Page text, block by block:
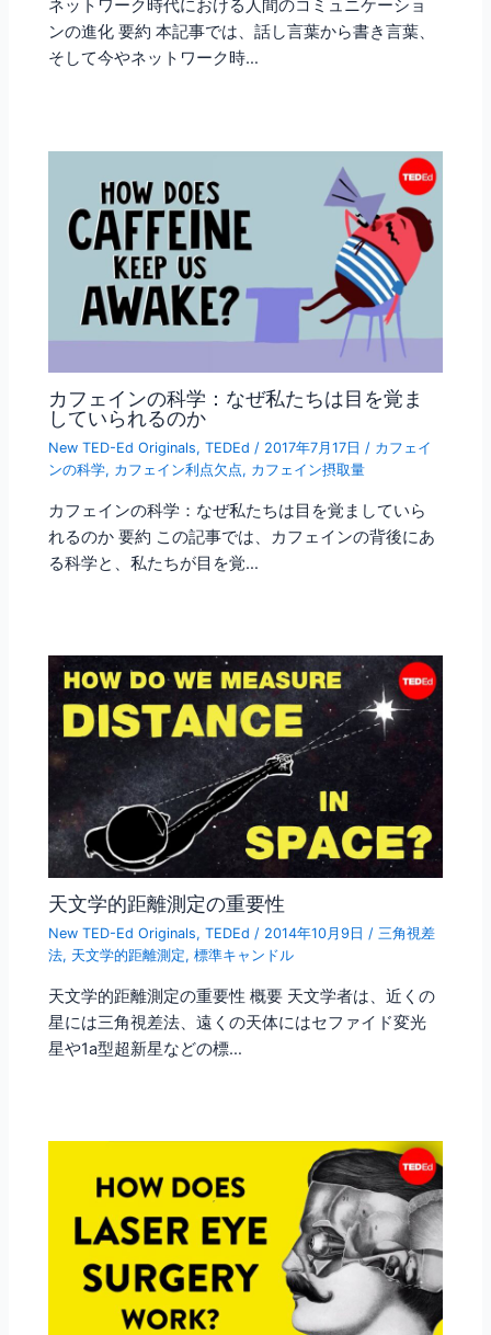
ネットワーク時代における人間のコミュニケーショ
ンの進化 要約 本記事では、話し言葉から書き言葉、
そして今やネットワーク時…
カフェインの科学：なぜ私たちは目を覚ま
していられるのか
New TED-Ed Originals,TEDEd / 2017年7月17日/ カフェイ
ンの科学, カフェイン利点欠点, カフェイン摂取量
カフェインの科学：なぜ私たちは目を覚ましていら
れるのか 要約 この記事では、カフェインの背後にあ
る科学と、私たちが目を覚…
天文学的距離測定の重要性
New TED-Ed Originals,TEDEd / 2014年10月9日/三角視差
法, 天文学的距離測定,標準キャンドル
天文学的距離測定の重要性 概要 天文学者は、近くの
星には三角視差法、遠くの天体にはセファイド変光
星や1a型超新星などの標…